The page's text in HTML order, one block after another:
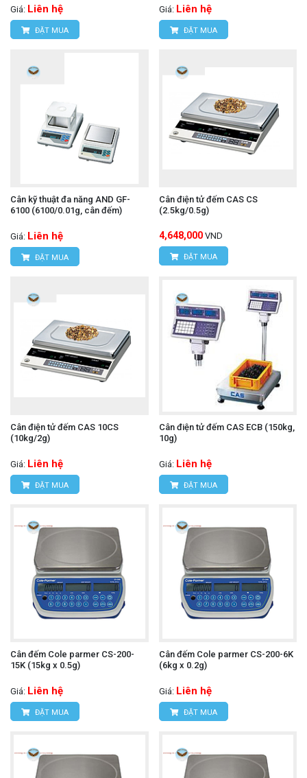
Giá: Liên hệ
ĐẶT MUA
Giá: Liên hệ
ĐẶT MUA
Cân kỹ thuật đa năng AND GF-
6100 (6100/0.01g, cân đếm)
Giá: Liên hệ
ĐẶT MUA
Cân điện tử đếm CAS CS
(2.5kg/0.5g)
4,648,000 VND
ĐẶT MUA
Cân điện tử đếm CAS 10CS
(10kg/2g)
Giá: Liên hệ
ĐẶT MUA
Cân điện tử đếm CAS ECB (150kg,
10g)
Giá: Liên hệ
ĐẶT MUA
Cân đếm Cole parmer CS-200-
15K (15kg x 0.5g)
Giá: Liên hệ
ĐẶT MUA
Cân đếm Cole parmer CS-200-6K
(6kg x 0.2g)
Giá: Liên hệ
ĐẶT MUA